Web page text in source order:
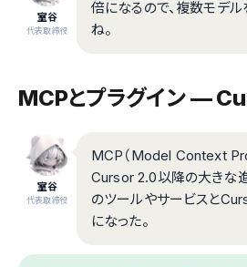
室谷
代表取締役
倍になるので、複数モデ
ね。
MCPとプラグイン —
室谷
代表取締役
MCP（Model Context
Cursor 2.0以降の大きな
のツールやサービスと
になった。